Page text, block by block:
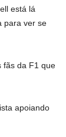
está lá
para ver se
fãs da F1 que
apoiando